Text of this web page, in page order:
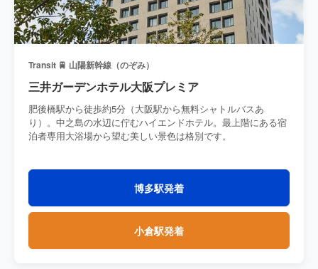
Transit 🚆 山陽新幹線（のぞみ）
三井ガーデンホテル大阪プレミア
肥後橋駅から徒歩約5分（大阪駅から無料シャトルバスあ
り）。中之島の水辺に佇むハイエンドホテル。最上階にある宿
泊者専用大浴場から望む美しい景色は格別です。
博多駅発着
小倉駅発着